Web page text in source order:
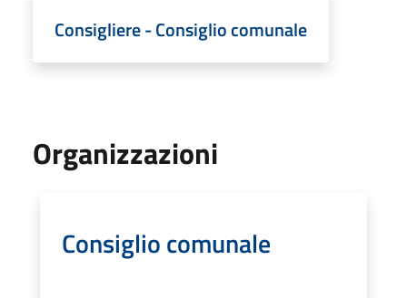
Consigliere - Consiglio comunale
Organizzazioni
Consiglio comunale